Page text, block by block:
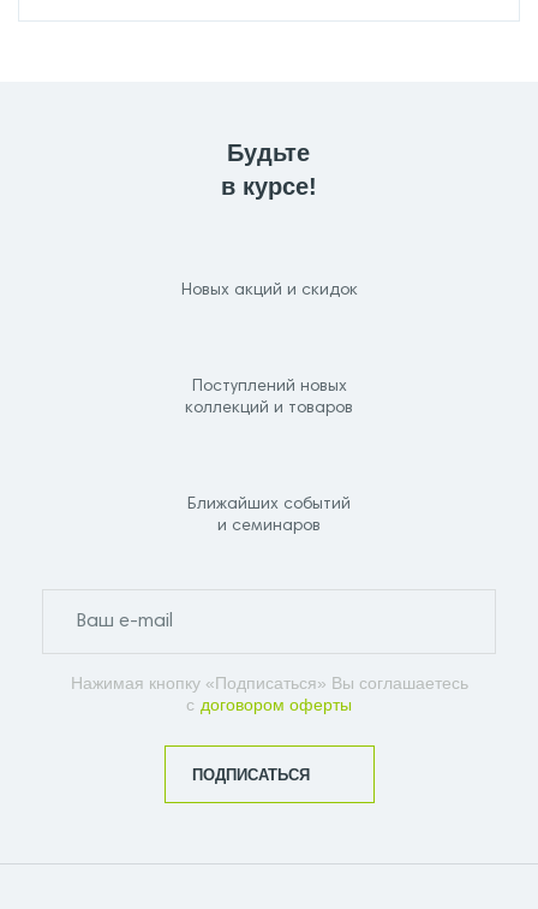
Будьте
в курсе!
Новых акций и скидок
Поступлений новых
коллекций и товаров
Ближайших событий
и семинаров
Нажимая кнопку «Подписаться» Вы соглашаетесь
с договором оферты
ПОДПИСАТЬСЯ